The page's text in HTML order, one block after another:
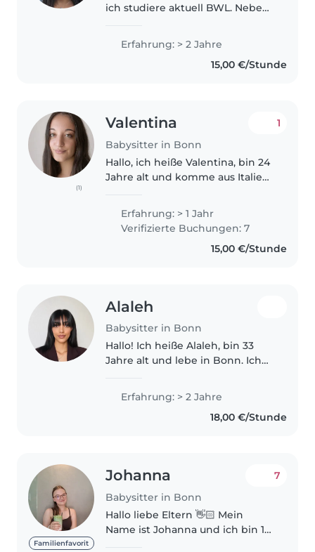
ich studiere aktuell BWL. Neben
gerne gelegentlich als
Babysitterin arbeiten, da mir der
Umgang mit Kindern viel Freude
Erfahrung: > 2 Jahre
15,00 €/Stunde
(1)
Valentina
Babysitter in Bonn
1
Hallo, ich heiße Valentina, bin 24
Jahre alt und komme aus Italien.
immer um meinen jüngeren
Bruder und meine zwei Neffen..
Erfahrung: > 1 Jahr
Verifizierte Buchungen: 7
15,00 €/Stunde
Alaleh
Babysitter in Bonn
Hallo! Ich heiße Alaleh, bin 33
Jahre alt und lebe in Bonn. Ich
und liebevolle Babysitterin. Ich
habe Erfahrung mit Kindern aus
meiner Familie sowie..
Erfahrung: > 2 Jahre
18,00 €/Stunde
Familienfavorit
Johanna
Babysitter in Bonn
7
Hallo liebe Eltern 👋🏻 Mein
Name ist Johanna und ich bin 17